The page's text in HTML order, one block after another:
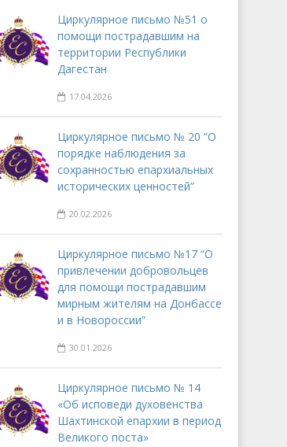
Циркулярное письмо №51 о
помощи пострадавшим на
территории Республики
Дагестан
17.04.2026
Циркулярное письмо № 20 “О
порядке наблюдения за
сохранностью епархиальных
исторических ценностей”
20.02.2026
Циркулярное письмо №17 “О
привлечении добровольцев
для помощи пострадавшим
мирным жителям на Донбассе
и в Новороссии”
30.01.2026
Циркулярное письмо № 14
«Об исповеди духовенства
Шахтинской епархии в период
Великого поста»